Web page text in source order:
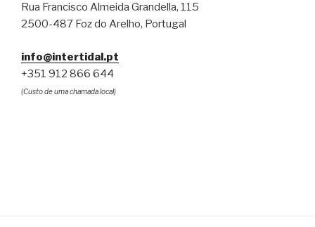
Rua Francisco Almeida Grandella, 115
2500-487 Foz do Arelho, Portugal
info@intertidal.pt
+351 912 866 644
(Custo de uma chamada local)